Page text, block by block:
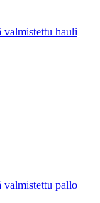
valmistettu hauli
valmistettu pallo